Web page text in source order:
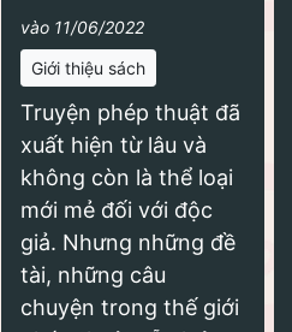
vào 11/06/2022
Giới thiệu sách
Truyện phép thuật đã
xuất hiện từ lâu và
không còn là thể loại
mới mẻ đối với độc
giả. Nhưng những đề
tài, những câu
chuyện trong thế giới